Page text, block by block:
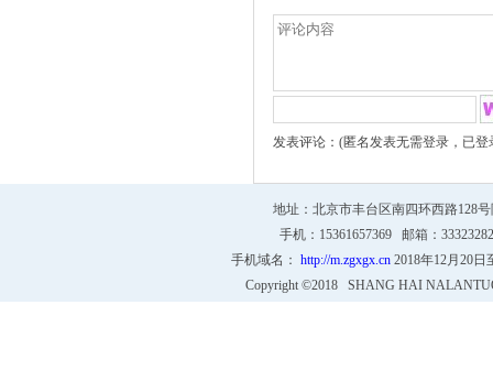
发表评论：(匿名发表无需登录，已
地址：北京市丰台区南四环西路128
手机：15361657369 邮箱：
手机域名： http://m.zgxgx.cn 2018年12月20
Copyright ©2018 SHANG HAI